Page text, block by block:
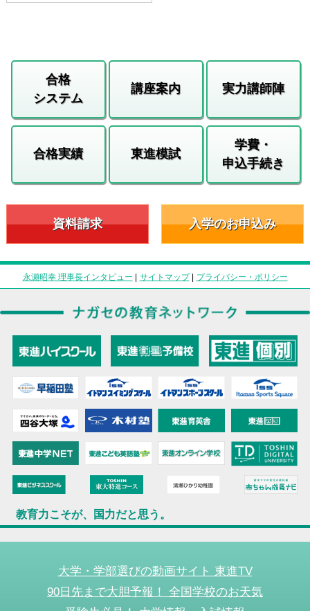
合格
システム
講座案内 実力講師陣
合格実績 東進模試
学費・
申込手続き
資料請求 入学のお申込み
永瀬昭幸 理事長インタビュー サイトマップ| プライバシー・ポリシー
教育力こそが、国力だと思う。
大学・学部選びの動画サイト 東進TV
90日先まで大胆予報！ 全国学校のお天気